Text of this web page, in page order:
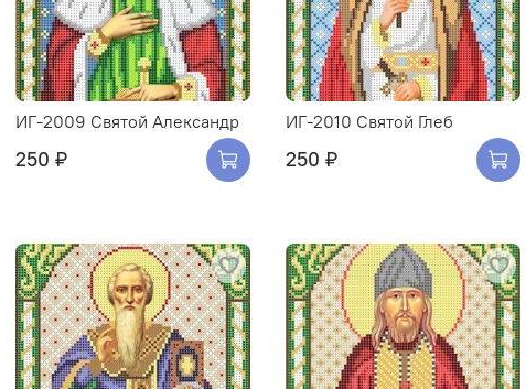
ИГ-2009 Святой Александр
250 ₽
ИГ-2010 Святой Глеб
250 ₽